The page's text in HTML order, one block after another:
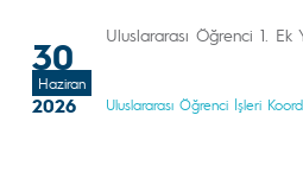
30
Haziran
2026
Uluslararası Öğrenci 1. Ek
Uluslararası Öğrenci İşleri